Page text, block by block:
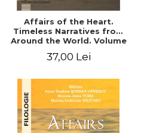
Affairs of the Heart.
Timeless Narratives from
Around the World. Volume
37,00 Lei